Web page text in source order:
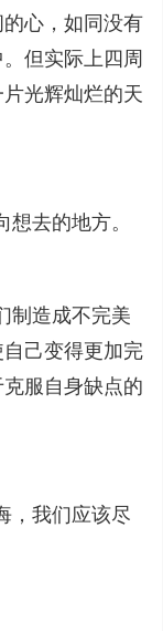
心，如同没有
但实际上四周
光辉灿烂的天
去的地方。
造成不完美
己变得更加完
服自身缺点的
我们应该尽